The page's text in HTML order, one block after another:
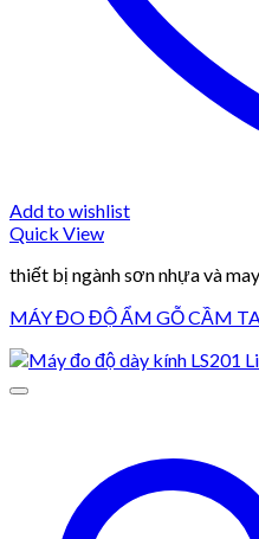
Add to wishlist
Quick View
thiết bị ngành sơn nhựa và
MÁY ĐO ĐỘ ẨM GỖ CẦM